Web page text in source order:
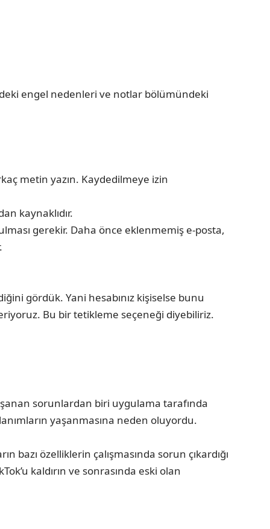
engel nedenleri ve notlar bölümündeki
metin yazın. Kaydedilmeye izin
kaynaklıdır.
gerekir. Daha önce eklenmemiş e-posta,
gördük. Yani hesabınız kişiselse bunu
Bu bir tetikleme seçeneği diyebiliriz.
sorunlardan biri uygulama tarafında
yaşanmasına neden oluyordu.
bazı özelliklerin çalışmasında sorun çıkardığı
kaldırın ve sonrasında eski olan